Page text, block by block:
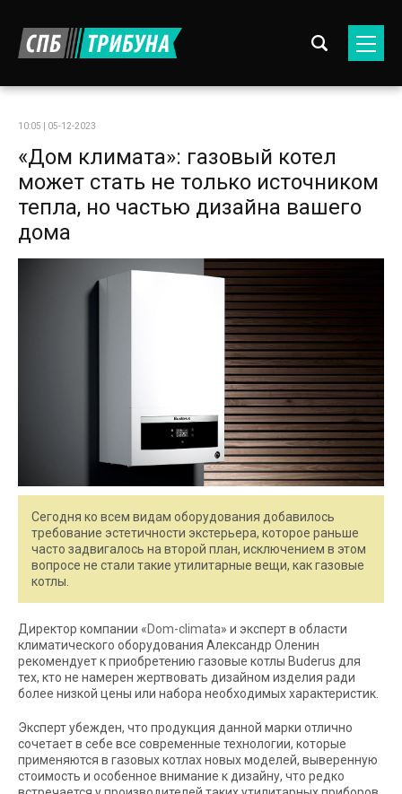
10:05 | 05-12-2023
«Дом климата»: газовый котел
может стать не только источником
тепла, но частью дизайна вашего
дома
Сегодня ко всем видам оборудования добавилось
требование эстетичности экстерьера, которое раньше
часто задвигалось на второй план, исключением в этом
вопросе не стали такие утилитарные вещи, как газовые
котлы.
Директор компании «Dom-climata» и эксперт в области
климатического оборудования Александр Оленин
рекомендует к приобретению газовые котлы Buderus для
тех, кто не намерен жертвовать дизайном изделия ради
более низкой цены или набора необходимых характеристик.
Эксперт убежден, что продукция данной марки отлично
сочетает в себе все современные технологии, которые
применяются в газовых котлах новых моделей, выверенную
стоимость и особенное внимание к дизайну, что редко